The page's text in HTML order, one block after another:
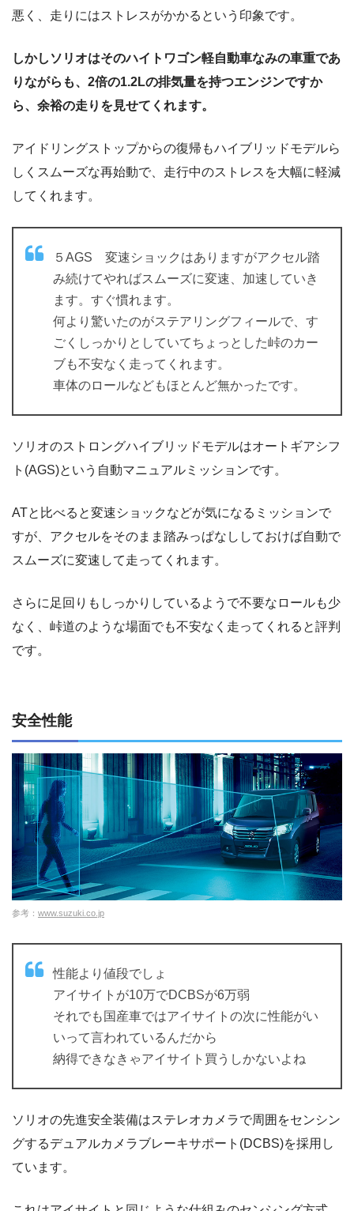
悪く、走りにはストレスがかかるという印象です。
しかしソリオはそのハイトワゴン軽自動車なみの車重であ
りながらも、2倍の1.2Lの排気量を持つエンジンですか
ら、余裕の走りを見せてくれます。
アイドリングストップからの復帰もハイブリッドモデルら
しくスムーズな再始動で、走行中のストレスを大幅に軽減
してくれます。
５AGS 変速ショックはありますがアクセル踏
み続けてやればスムーズに変速、加速していき
ます。すぐ慣れます。
何より驚いたのがステアリングフィールで、す
ごくしっかりとしていてちょっとした峠のカー
ブも不安なく走ってくれます。
車体のロールなどもほとんど無かったです。
ソリオのストロングハイブリッドモデルはオートギアシフ
ト(AGS)という自動マニュアルミッションです。
ATと比べると変速ショックなどが気になるミッションで
すが、アクセルをそのまま踏みっぱなししておけば自動で
スムーズに変速して走ってくれます。
さらに足回りもしっかりしているようで不要なロールも少
なく、峠道のような場面でも不安なく走ってくれると評判
です。
安全性能
参考： www.suzuki.co.jp
性能より値段でしょ
アイサイトが10万でDCBSが6万弱
それでも国産車ではアイサイトの次に性能がい
いって言われているんだから
納得できなきゃアイサイト買うしかないよね
ソリオの先進安全装備はステレオカメラで周囲をセンシン
グするデュアルカメラブレーキサポート(DCBS)を採用し
ています。